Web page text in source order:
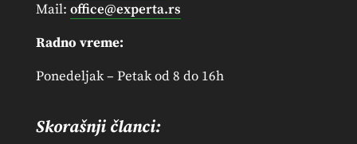
Mail: office@experta.rs
Radno vreme:
Ponedeljak – Petak od 8 do 16h
Skorašnji članci: